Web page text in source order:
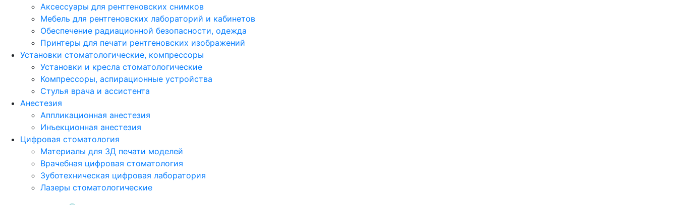
Аксессуары для рентгеновских снимков
Мебель для рентгеновских лабораторий и кабинетов
Обеспечение радиационной безопасности, одежда
Принтеры для печати рентгеновских изображений
Установки стоматологические, компрессоры
Установки и кресла стоматологические
Компрессоры, аспирационные устройства
Стулья врача и ассистента
Анестезия
Аппликационная анестезия
Инъекционная анестезия
Цифровая стоматология
Материалы для 3Д печати моделей
Врачебная цифровая стоматология
Зуботехническая цифровая лаборатория
Лазеры стоматологические